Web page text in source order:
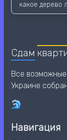
какое дерево
Сдам
Все
Украине
Навигация